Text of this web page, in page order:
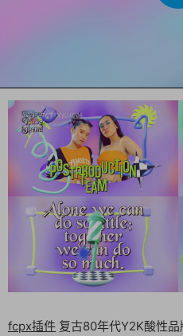
fcpx插件 复古80年代Y2K酸性